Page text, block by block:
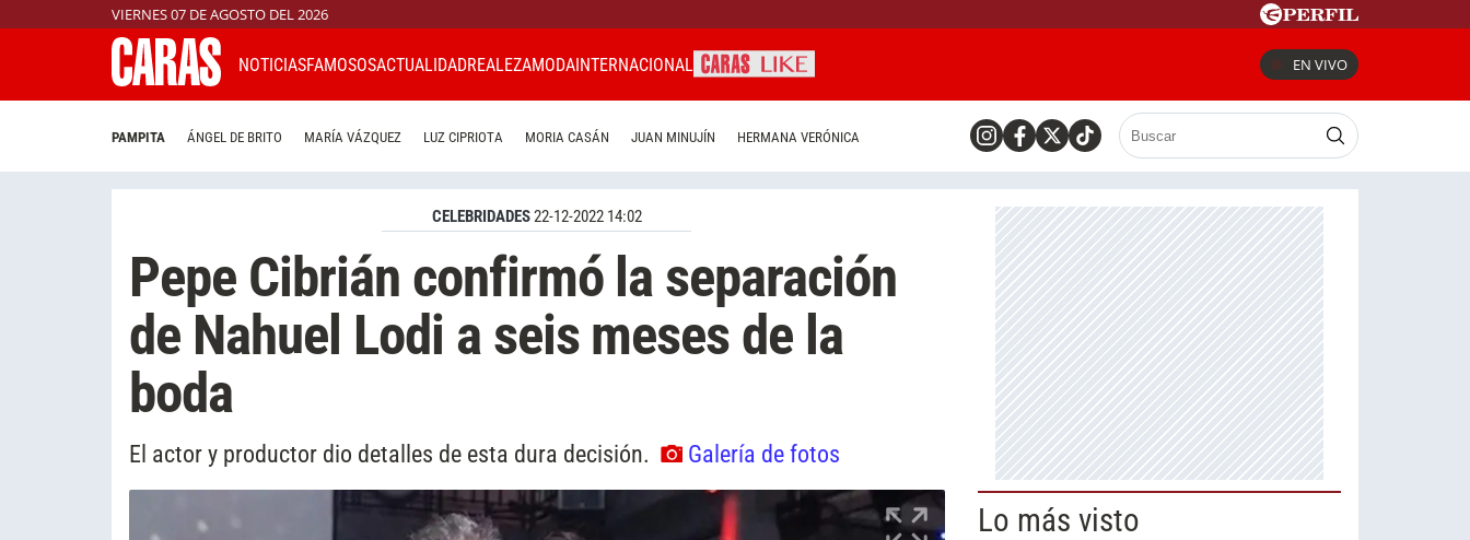
VIERNES 07 DE AGOSTO DEL 2026
NOTICIASFAMOSOSACTUALIDADREALEZAMODAINTERNACIONAL EN VIVO
PAMPITA ÁNGEL DE BRITO MARÍA VÁZQUEZ LUZ CIPRIOTA MORIA CASÁN JUAN MINUJÍN HERMANA VERÓNICA
CELEBRIDADES22-12-2022 14:02
Pepe Cibrián confirmó la separación
de Nahuel Lodi a seis meses de la
boda
El actor y productor dio detalles de esta dura decisión. Galería de fotos
Lo más visto